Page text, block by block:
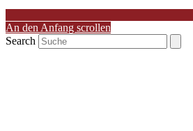
An den Anfang scrollen
Search